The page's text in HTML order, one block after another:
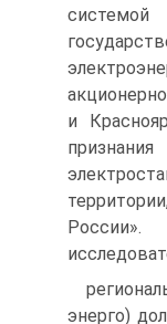
и
энерго)